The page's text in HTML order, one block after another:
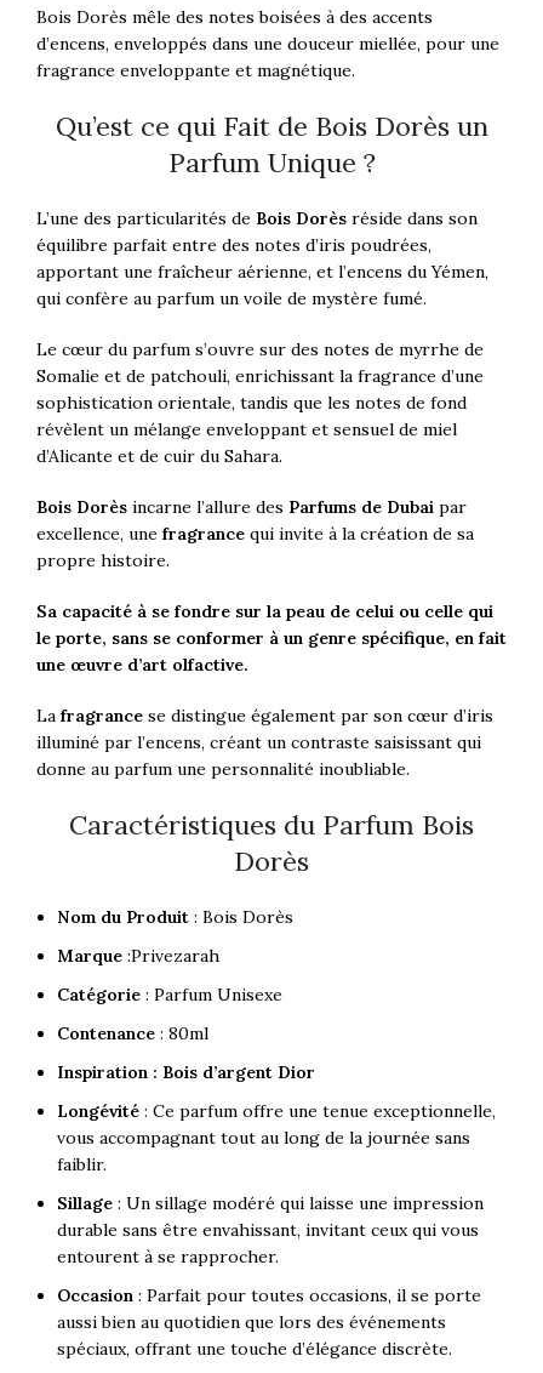
Bois Dorès mêle des notes boisées à des accents
d’encens, enveloppés dans une douceur miellée, pour une
fragrance enveloppante et magnétique.
Qu’est ce qui Fait de Bois Dorès un
Parfum Unique ?
L’une des particularités de Bois Dorès réside dans son
équilibre parfait entre des notes d’iris poudrées,
apportant une fraîcheur aérienne, et l’encens du Yémen,
qui confère au parfum un voile de mystère fumé.
Le cœur du parfum s’ouvre sur des notes de myrrhe de
Somalie et de patchouli, enrichissant la fragrance d’une
sophistication orientale, tandis que les notes de fond
révèlent un mélange enveloppant et sensuel de miel
d’Alicante et de cuir du Sahara.
Bois Dorès incarne l’allure des Parfums de Dubai par
excellence, une fragrance qui invite à la création de sa
propre histoire.
Sa capacité à se fondre sur la peau de celui ou celle qui
le porte, sans se conformer à un genre spécifique, en fait
une œuvre d’art olfactive.
La fragrance se distingue également par son cœur d’iris
illuminé par l’encens, créant un contraste saisissant qui
donne au parfum une personnalité inoubliable.
Caractéristiques du Parfum Bois
Dorès
Nom du Produit : Bois Dorès
Marque :Privezarah
Catégorie : Parfum Unisexe
Contenance : 80ml
Inspiration : Bois d’argent Dior
Longévité : Ce parfum offre une tenue exceptionnelle,
vous accompagnant tout au long de la journée sans
faiblir.
Sillage : Un sillage modéré qui laisse une impression
durable sans être envahissant, invitant ceux qui vous
entourent à se rapprocher.
Occasion : Parfait pour toutes occasions, il se porte
aussi bien au quotidien que lors des événements
spéciaux, offrant une touche d’élégance discrète.